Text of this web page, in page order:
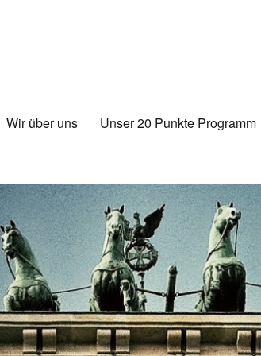
Wir über uns Unser 20 Punkte Programm